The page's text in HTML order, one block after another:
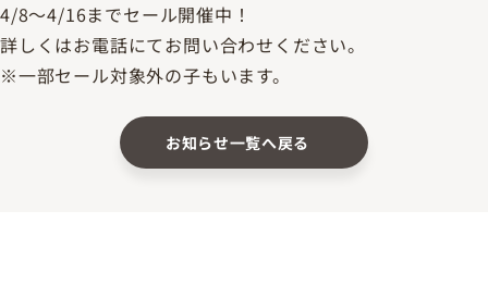
4/8～4/16までセール開催中！
詳しくはお電話にてお問い合わせください。
※一部セール対象外の子もいます。
お知らせ一覧へ戻る